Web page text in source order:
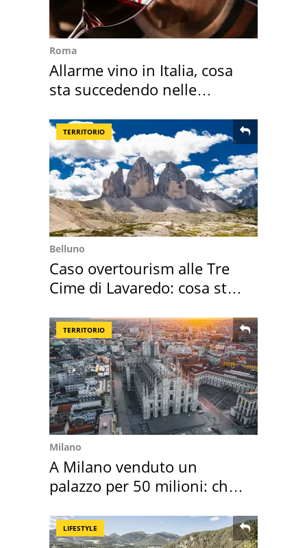
Roma
Allarme vino in Italia, cosa
sta succedendo nelle
TERRITORIO
Belluno
Caso overtourism alle Tre
Cime di Lavaredo: cosa sta
TERRITORIO
Milano
A Milano venduto un
palazzo per 50 milioni: chi
LIFESTYLE